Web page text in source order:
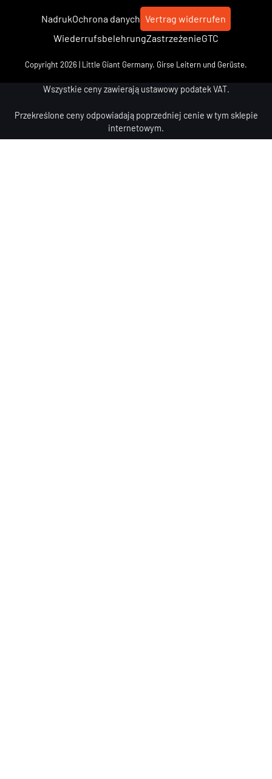
NadrukOchrona danych Vertrag widerrufen
WiederrufsbelehrungZastrzeżenieGTC
Copyright 2026 | Little Giant Germany. Girse Leitern und Gerüste.
Wszystkie ceny zawierają ustawowy podatek VAT.
Przekreślone ceny odpowiadają poprzedniej cenie w tym sklepie
internetowym.